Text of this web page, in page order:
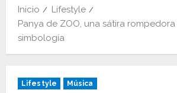
Inicio
Lifestyle
Panya de ZOO, una sátira
simbología
Lifestyle Música